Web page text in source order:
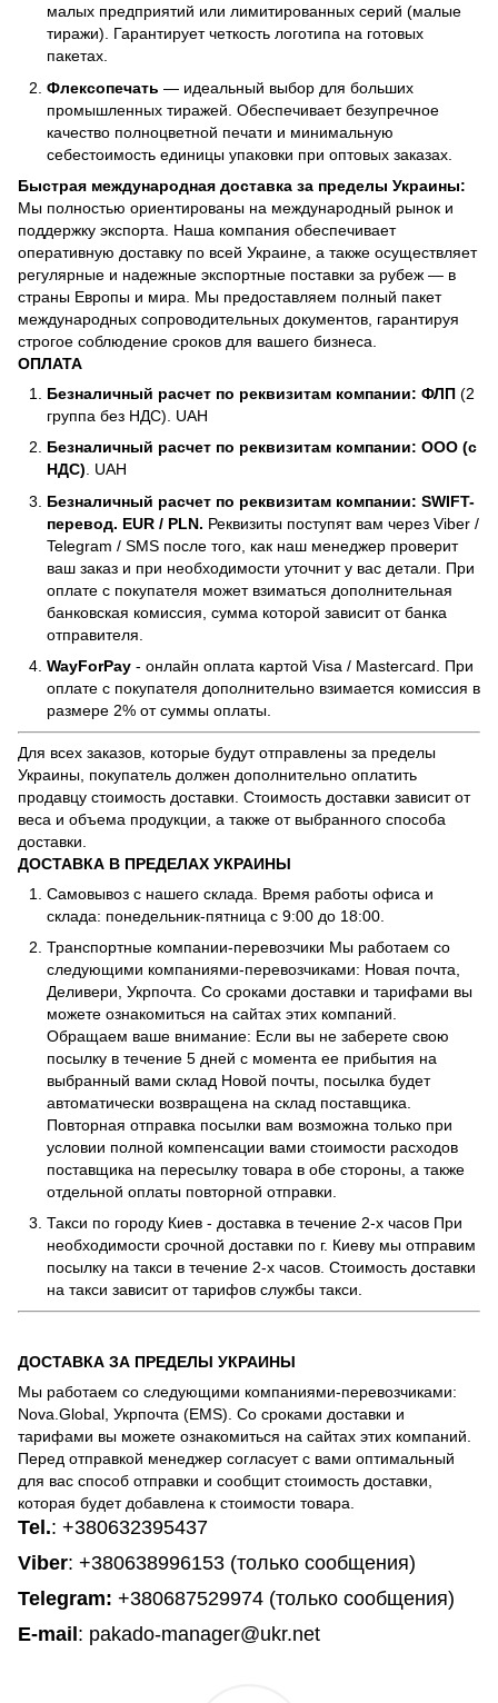
малых предприятий или лимитированных серий (малые
тиражи). Гарантирует четкость логотипа на готовых
пакетах.
Флексопечать — идеальный выбор для больших
промышленных тиражей. Обеспечивает безупречное
качество полноцветной печати и минимальную
себестоимость единицы упаковки при оптовых заказах.
Быстрая международная доставка за пределы Украины:
Мы полностью ориентированы на международный рынок и
поддержку экспорта. Наша компания обеспечивает
оперативную доставку по всей Украине, а также осуществляет
регулярные и надежные экспортные поставки за рубеж — в
страны Европы и мира. Мы предоставляем полный пакет
международных сопроводительных документов, гарантируя
строгое соблюдение сроков для вашего бизнеса.
ОПЛАТА
Безналичный расчет по реквизитам компании: ФЛП (2
группа без НДС). UAH
Безналичный расчет по реквизитам компании: ООО (с
НДС). UAH
Безналичный расчет по реквизитам компании: SWIFT-
перевод. EUR / PLN. Реквизиты поступят вам через Viber /
Telegram / SMS после того, как наш менеджер проверит
ваш заказ и при необходимости уточнит у вас детали. При
оплате с покупателя может взиматься дополнительная
банковская комиссия, сумма которой зависит от банка
отправителя.
WayForPay - онлайн оплата картой Visa / Mastercard. При
оплате с покупателя дополнительно взимается комиссия в
размере 2% от суммы оплаты.
Для всех заказов, которые будут отправлены за пределы
Украины, покупатель должен дополнительно оплатить
продавцу стоимость доставки. Стоимость доставки зависит от
веса и объема продукции, а также от выбранного способа
доставки.
ДОСТАВКА В ПРЕДЕЛАХ УКРАИНЫ
Самовывоз с нашего склада. Время работы офиса и
склада: понедельник-пятница с 9:00 до 18:00.
Транспортные компании-перевозчики Мы работаем со
следующими компаниями-перевозчиками: Новая почта,
Деливери, Укрпочта. Со сроками доставки и тарифами вы
можете ознакомиться на сайтах этих компаний.
Обращаем ваше внимание: Если вы не заберете свою
посылку в течение 5 дней с момента ее прибытия на
выбранный вами склад Новой почты, посылка будет
автоматически возвращена на склад поставщика.
Повторная отправка посылки вам возможна только при
условии полной компенсации вами стоимости расходов
поставщика на пересылку товара в обе стороны, а также
отдельной оплаты повторной отправки.
Такси по городу Киев - доставка в течение 2-х часов При
необходимости срочной доставки по г. Киеву мы отправим
посылку на такси в течение 2-х часов. Стоимость доставки
на такси зависит от тарифов службы такси.
ДОСТАВКА ЗА ПРЕДЕЛЫ УКРАИНЫ
Мы работаем со следующими компаниями-перевозчиками:
Nova.Global, Укрпочта (EMS). Со сроками доставки и
тарифами вы можете ознакомиться на сайтах этих компаний.
Перед отправкой менеджер согласует с вами оптимальный
для вас способ отправки и сообщит стоимость доставки,
которая будет добавлена к стоимости товара.
Tel.: +380632395437
Viber: +380638996153 (только сообщения)
Telegram: +380687529974 (только сообщения)
E-mail: pakado-manager@ukr.net